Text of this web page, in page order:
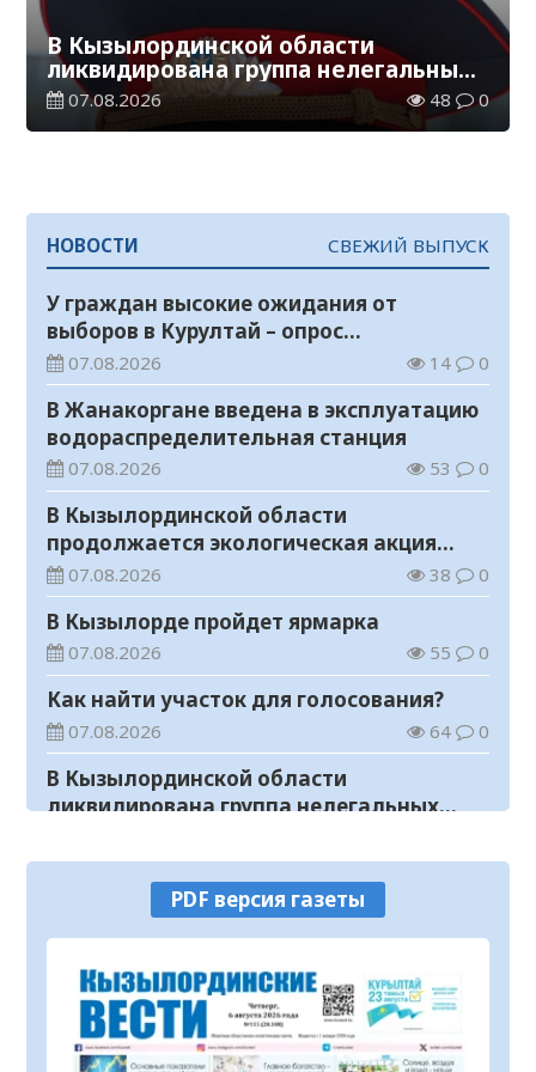
В Кызылординской области
ликвидирована группа нелегальных
добытчиков золота
07.08.2026 48 0
НОВОСТИ СВЕЖИЙ ВЫПУСК
У граждан высокие ожидания от
выборов в Курултай – опрос
общественного мнения
07.08.2026 14 0
В Жанакоргане введена в эксплуатацию
водораспределительная станция
07.08.2026 53 0
В Кызылординской области
продолжается экологическая акция
«Таза Қазақстан»
07.08.2026 38 0
В Кызылорде пройдет ярмарка
07.08.2026 55 0
Как найти участок для голосования?
07.08.2026 64 0
В Кызылординской области
ликвидирована группа нелегальных
Аким области ознакомился с работой
племенного хозяйства в
Жанакорганском районе
07.08.2026 88 0
В Кызылординской области пройдут
мероприятия, посвященные
Международному дню молодежи
07.08.2026 40
PDF версия газеты